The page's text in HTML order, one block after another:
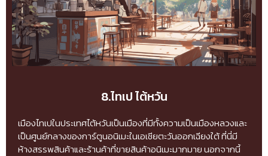
8.ไทเป ไต้หวัน
เมืองไทเปในประเทศไต้หวันเป็นเมืองที่มีทั้งความเป็นเมืองหลวงและ
เป็นศูนย์กลางของการ์ตูนอนิเมะในเอเชียตะวันออกเฉียงใต้ ที่นี่มี
ห้างสรรพสินค้าและร้านค้าที่ขายสินค้าอนิเมะมากมาย นอกจากนี้